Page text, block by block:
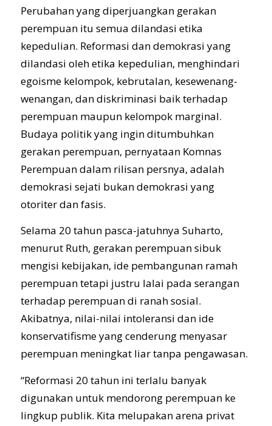
Perubahan yang diperjuangkan gerakan
perempuan itu semua dilandasi etika
kepedulian. Reformasi dan demokrasi yang
dilandasi oleh etika kepedulian, menghindari
egoisme kelompok, kebrutalan, kesewenang-
wenangan, dan diskriminasi baik terhadap
perempuan maupun kelompok marginal.
Budaya politik yang ingin ditumbuhkan
gerakan perempuan, pernyataan Komnas
Perempuan dalam rilisan persnya, adalah
demokrasi sejati bukan demokrasi yang
otoriter dan fasis.
Selama 20 tahun pasca-jatuhnya Suharto,
menurut Ruth, gerakan perempuan sibuk
mengisi kebijakan, ide pembangunan ramah
perempuan tetapi justru lalai pada serangan
terhadap perempuan di ranah sosial.
Akibatnya, nilai-nilai intoleransi dan ide
konservatifisme yang cenderung menyasar
perempuan meningkat liar tanpa pengawasan.
“Reformasi 20 tahun ini terlalu banyak
digunakan untuk mendorong perempuan ke
lingkup publik. Kita melupakan arena privat